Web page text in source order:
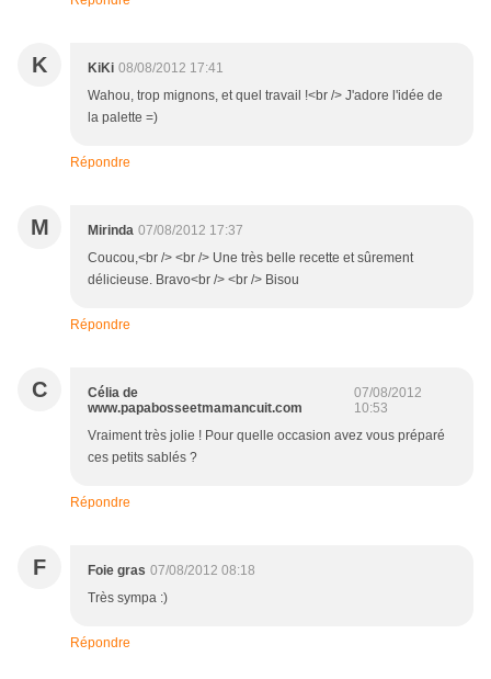
K KiKi 08/08/2012 17:41
Wahou, trop mignons, et quel travail !<br /> J'adore l'idée de
la palette =)
Répondre
M Mirinda 07/08/2012 17:37
Coucou,<br /> <br /> Une très belle recette et sûrement
délicieuse. Bravo<br /> <br /> Bisou
Répondre
C
Célia de
www.papabosseetmamancuit.com
07/08/2012
10:53
Vraiment très jolie ! Pour quelle occasion avez vous préparé
ces petits sablés ?
Répondre
F Foie gras 07/08/2012 08:18
Très sympa :)
Répondre